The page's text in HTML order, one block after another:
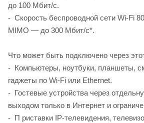
до 100 Мбит/с.
- Скорость беспроводной сети Wi-Fi
MIMO — до 300 Мбит/с*.
Что может быть подключено через
- Компьютеры, ноутбуки, планшеты,
гаджеты по Wi-Fi или Ethernet.
- Гостевые устройства через
выходом только в Интернет и
- П риставки IP-телевидения,